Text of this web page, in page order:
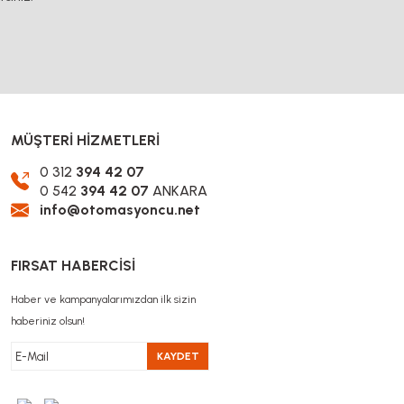
MÜŞTERİ HİZMETLERİ
0 312 394 42 07
0 542 394 42 07 ANKARA
info@otomasyoncu.net
FIRSAT HABERCİSİ
Haber ve kampanyalarımızdan ilk sizin
haberiniz olsun!
KAYDET